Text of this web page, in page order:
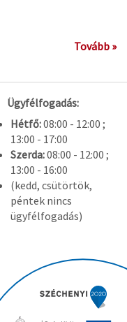
Tovább »
Ügyfélfogadás:
Hétfő:08:00 - 12:00 ;
13:00 - 17:00
Szerda:08:00 - 12:00 ;
13:00 - 16:00
(kedd, csütörtök,
péntek nincs
ügyfélfogadás)